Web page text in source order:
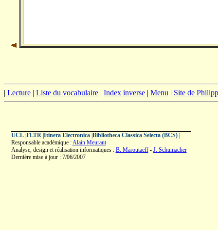
| Lecture | Liste du vocabulaire | Index inverse | Menu | Site de
UCL| FLTR| Itinera Electronica| Bibliotheca Classica Selecta (BCS)|
Responsable académique :Alain Meurant
Analyse, design et réalisation informatiques : B. Maroutaeff- J. Schumacher
Dernière mise à jour : 7/06/2007